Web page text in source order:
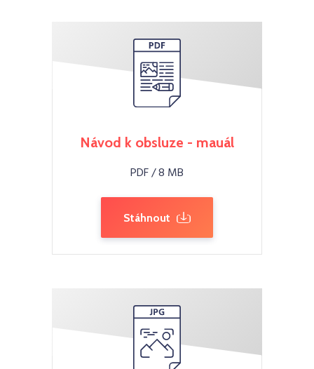
Návod k obsluze - mauál
PDF / 8 MB
Stáhnout